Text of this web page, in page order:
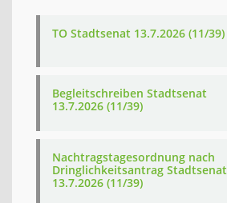
TO Stadtsenat 13.7.2026 (11/39)
Begleitschreiben Stadtsenat
13.7.2026 (11/39)
Nachtragstagesordnung nach
Dringlichkeitsantrag Stadtsenat
13.7.2026 (11/39)